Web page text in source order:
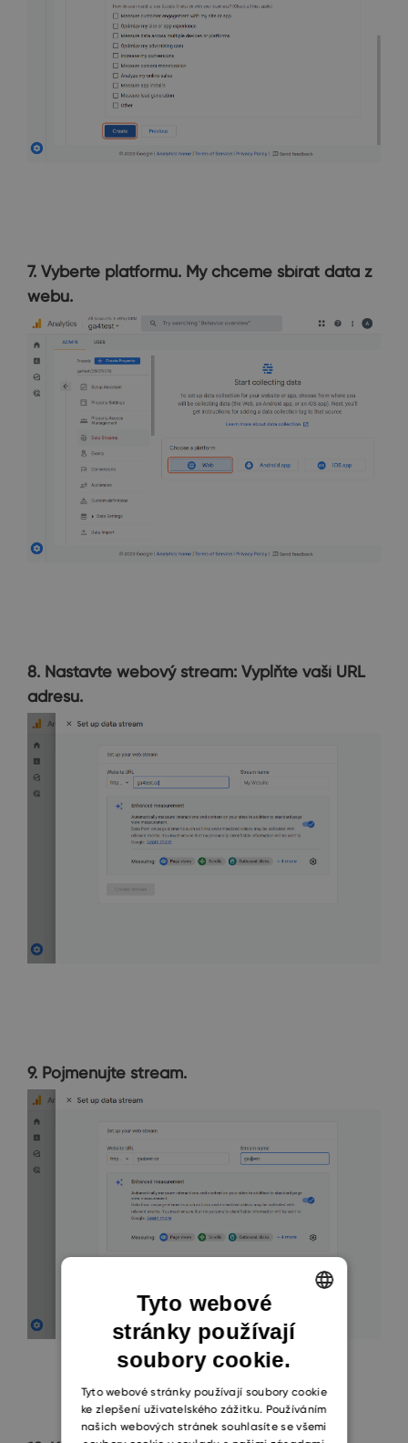
7. Vyberte platformu. My chceme sbírat data z
webu.
8. Nastavte webový stream: Vyplňte vaší URL
adresu.
9. Pojmenujte stream.
ENGLISH
CZECH
SLOVAK
Tyto webové
stránky používají
soubory cookie.
Tyto webové stránky používají soubory cookie
ke zlepšení uživatelského zážitku. Používáním
našich webových stránek souhlasíte se všemi